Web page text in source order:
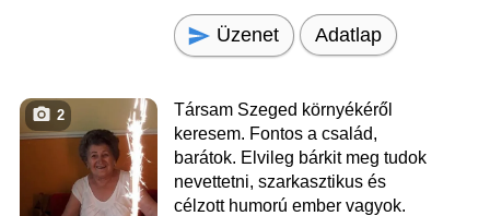
Üzenet Adatlap
2
Társam Szeged környékéről
keresem. Fontos a család,
barátok. Elvileg bárkit meg tudok
nevettetni, szarkasztikus és
célzott humorú ember vagyok.